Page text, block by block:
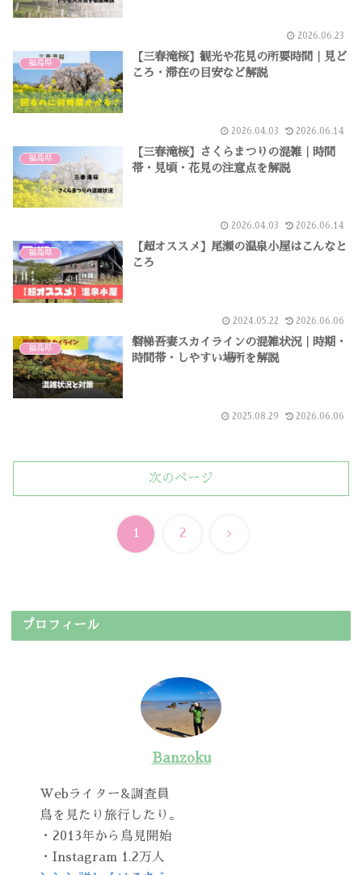
2026.06.23
福島県
【三春滝桜】観光や花見の所要時間｜見ど
ころ・滞在の目安など解説
2026.04.03 2026.06.14
福島県
【三春滝桜】さくらまつりの混雑｜時間
帯・見頃・花見の注意点を解説
2026.04.03 2026.06.14
福島県
【超オススメ】尾瀬の温泉小屋はこんなと
ころ
2024.05.22 2026.06.06
福島県
磐梯吾妻スカイラインの混雑状況｜時期・
時間帯・しやすい場所を解説
2025.08.29 2026.06.06
次のページ
1 2 次
プロフィール
Banzoku
Webライター&調査員
鳥を見たり旅行したり。
・2013年から鳥見開始
・Instagram 1.2万人